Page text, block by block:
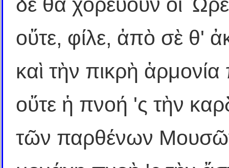
οὔτε, φίλε, ἀπὸ σὲ θ'
καὶ τὴν πικρὴ
οὔτε ἡ πνοή 'ς τὴν
τῶν παρθένων